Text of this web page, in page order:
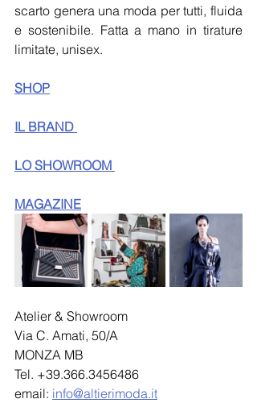
scarto genera una moda per tutti, fluida
e sostenibile. Fatta a mano in tirature
limitate, unisex.
SHOP
IL BRAND
LO SHOWROOM
MAGAZINE
Atelier & Showroom
Via C. Amati, 50/A
MONZA MB
Tel. +39.366.3456486
email: info@altierimoda.it